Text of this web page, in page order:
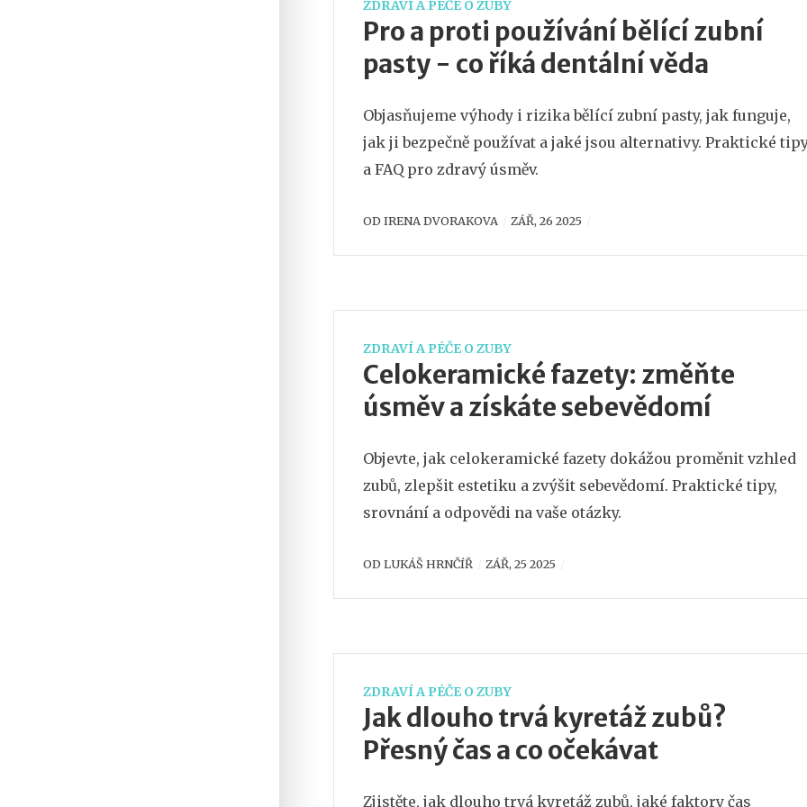
ZDRAVÍ A PÉČE O ZUBY
Pro a proti používání bělící zubní
pasty - co říká dentální věda
Objasňujeme výhody i rizika bělící zubní pasty, jak funguje,
jak ji bezpečně používat a jaké jsou alternativy. Praktické
a FAQ pro zdravý úsměv.
OD IRENA DVORAKOVA ZÁŘ, 26 2025
ZDRAVÍ A PÉČE O ZUBY
Celokeramické fazety: změňte
úsměv a získáte sebevědomí
Objevte, jak celokeramické fazety dokážou proměnit vzhled
zubů, zlepšit estetiku a zvýšit sebevědomí. Praktické tipy,
srovnání a odpovědi na vaše otázky.
OD LUKÁŠ HRNČÍŘ ZÁŘ, 25 2025
ZDRAVÍ A PÉČE O ZUBY
Jak dlouho trvá kyretáž zubů?
Přesný čas a co očekávat
Zjistěte, jak dlouho trvá kyretáž zubů, jaké faktory čas